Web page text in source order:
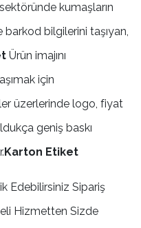
kumaşların
barkod bilgilerini taşıyan,
Ürün imajını
için
üzerlerinde logo, fiyat
geniş baskı
Karton Etiket
Edebilirsiniz Sipariş
Hizmetten Sizde